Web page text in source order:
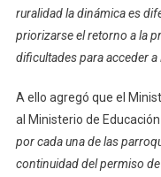
ruralidad la dinámica es
priorizarse el retorno a la
dificultades para acceder
A ello agregó que el
al Ministerio de
por cada una de las
continuidad del permiso